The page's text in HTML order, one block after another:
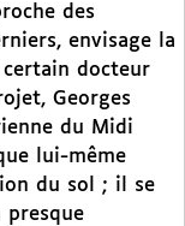
des
envisage la
docteur
Georges
du Midi
lui-même
du sol ; il se
presque